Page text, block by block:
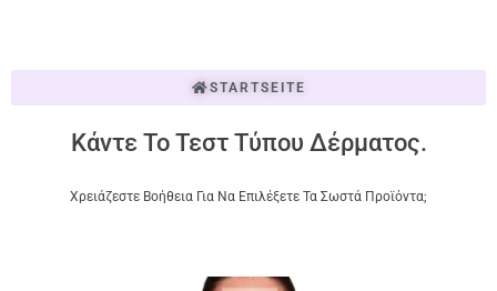
STARTSEITE
Κάντε Το Τεστ Τύπου Δέρματος.
Χρειάζεστε Βοήθεια Για Να Επιλέξετε Τα Σωστά Προϊόντα;